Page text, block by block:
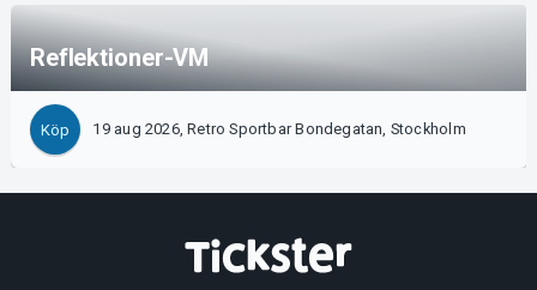
Reflektioner-VM
Köp 19 aug 2026, Retro Sportbar Bondegatan, Stockholm